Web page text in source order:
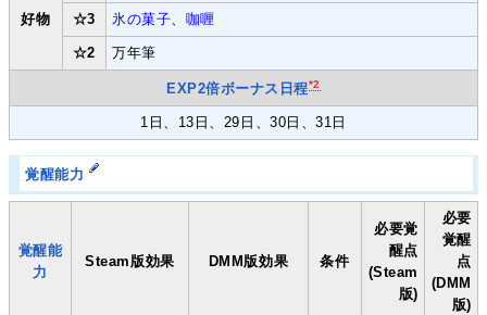
好物 ☆3 氷の菓子 咖喱
☆2 万年筆
EXP2倍ボーナス日程*2
1日、13日、29日、30日、31日
覚醒能力
覚醒能
力
Steam版効果 DMM版効果 条件
必要覚
醒点
(Steam
版)
必要
覚醒
点
(DMM
版)